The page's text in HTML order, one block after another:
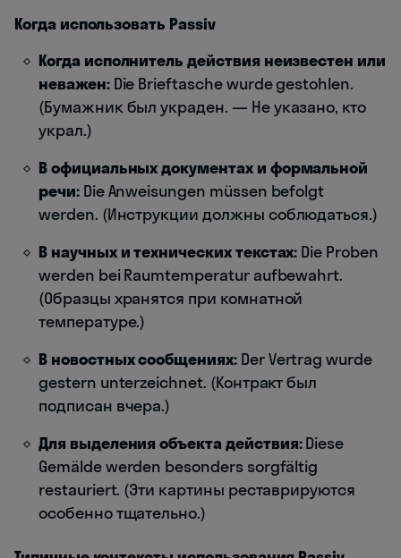
Когда использовать Passiv
Когда исполнитель действия неизвестен или
неважен:Die Brieftasche wurde gestohlen.
(Бумажник был украден. — Не указано, кто
украл.)
В официальных документах и формальной
речи:Die Anweisungen müssen befolgt
werden. (Инструкции должны соблюдаться.)
В научных и технических текстах: Die Proben
werden bei Raumtemperatur aufbewahrt.
(Образцы хранятся при комнатной
температуре.)
В новостных сообщениях:Der Vertrag wurde
gestern unterzeichnet. (Контракт был
подписан вчера.)
Для выделения объекта действия:Diese
Gemälde werden besonders sorgfältig
restauriert. (Эти картины реставрируются
особенно тщательно.)